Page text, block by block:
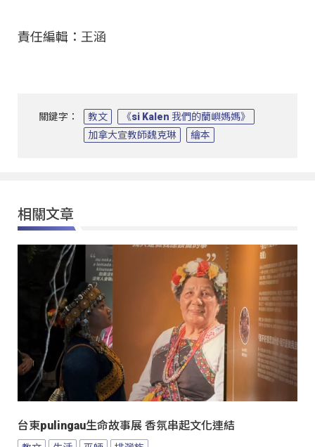
責任編輯：王涵
關鍵字： 教文
《si Kalen 我們的蘭嶼媽媽》
加拿大宣教師魏克琳
繪本
相關文章
台東pulingau生命故事展 香氛串起文化連結